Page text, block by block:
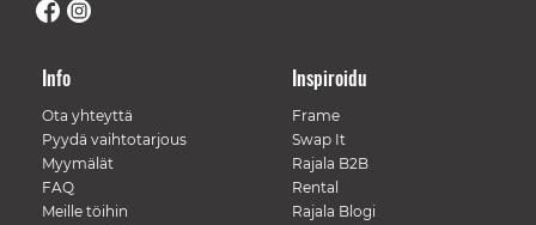
Info
Ota yhteyttä
Pyydä vaihtotarjous
Myymälät
FAQ
Meille töihin
Inspiroidu
Frame
Swap It
Rajala B2B
Rental
Rajala Blogi